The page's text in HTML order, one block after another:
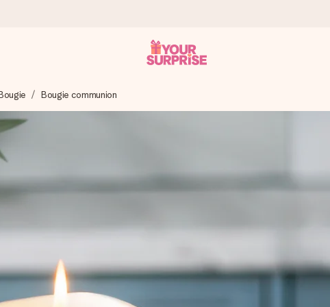
un éclair – pour que vous puissiez l’offrir au bon moment, quand
note de 4,9 sur Google Reviews (total de tous les pays où nous
son prénom, votre photo ou un message qui touche le cœur. Sans
Bougie communion